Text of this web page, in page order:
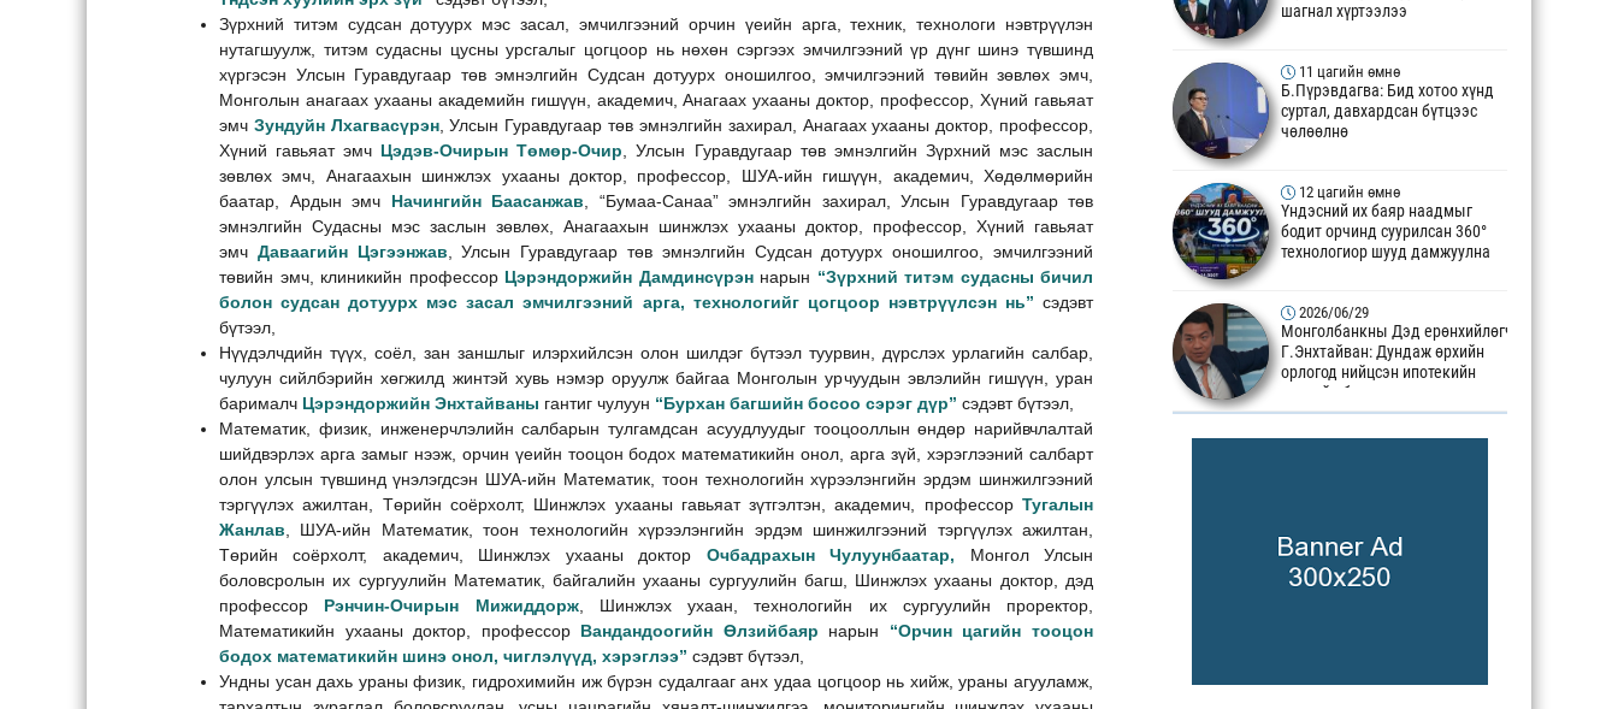
Зүрхний титэм судсан дотуурх мэс засал, эмчилгээний орчин үеийн арга, техник, технологи нэвтрүүлэн
нутагшуулж, титэм судасны цусны урсгалыг цогцоор нь нөхөн сэргээх эмчилгээний үр дүнг шинэ түвшинд
хүргэсэн Улсын Гуравдугаар төв эмнэлгийн Судсан дотуурх оношилгоо, эмчилгээний төвийн зөвлөх эмч,
Монголын анагаах ухааны академийн гишүүн, академич, Анагаах ухааны доктор, профессор, Хүний гавьяат
эмч Зундуйн Лхагвасүрэн, Улсын Гуравдугаар төв эмнэлгийн захирал, Анагаах ухааны доктор, профессор,
Хүний гавьяат эмч Цэдэв-Очирын Төмөр-Очир , Улсын Гуравдугаар төв эмнэлгийн Зүрхний мэс заслын
зөвлөх эмч, Анагаахын шинжлэх ухааны доктор, профессор, ШУА-ийн гишүүн, академич, Хөдөлмөрийн
баатар, Ардын эмч Начингийн Баасанжав , “Бумаа-Санаа” эмнэлгийн захирал, Улсын Гуравдугаар төв
эмнэлгийн Судасны мэс заслын зөвлөх, Анагаахын шинжлэх ухааны доктор, профессор, Хүний гавьяат
эмч Даваагийн Цэгээнжав , Улсын Гуравдугаар төв эмнэлгийн Судсан дотуурх оношилгоо, эмчилгээний
төвийн эмч, клиникийн профессор Цэрэндоржийн Дамдинсүрэннарын “Зүрхний титэм судасны бичил
болон судсан дотуурх мэс засал эмчилгээний арга, технологийг цогцоор нэвтрүүлсэн нь” сэдэвт
бүтээл,
Нүүдэлчдийн түүх, соёл, зан заншлыг илэрхийлсэн олон шилдэг бүтээл туурвин, дүрслэх урлагийн салбар,
чулуун сийлбэрийн хөгжилд жинтэй хувь нэмэр оруулж байгаа Монголын урчуудын эвлэлийн гишүүн, уран
барималч Цэрэндоржийн Энхтайваны гантиг чулуун “Бурхан багшийн босоо сэрэг дүр” сэдэвт бүтээл,
Математик, физик, инженерчлэлийн салбарын тулгамдсан асуудлуудыг тооцооллын өндөр нарийвчлалтай
шийдвэрлэх арга замыг нээж, орчин үеийн тооцон бодох математикийн онол, арга зүй, хэрэглээний салбарт
олон улсын түвшинд үнэлэгдсэн ШУА-ийн Математик, тоон технологийн хүрээлэнгийн эрдэм шинжилгээний
тэргүүлэх ажилтан, Төрийн соёрхолт, Шинжлэх ухааны гавьяат зүтгэлтэн, академич, профессор Тугалын
Жанлав , ШУА-ийн Математик, тоон технологийн хүрээлэнгийн эрдэм шинжилгээний тэргүүлэх ажилтан,
Төрийн соёрхолт, академич, Шинжлэх ухааны доктор Очбадрахын Чулуунбаатар, Монгол Улсын
боловсролын их сургуулийн Математик, байгалийн ухааны сургуулийн багш, Шинжлэх ухааны доктор, дэд
профессор Рэнчин-Очирын Мижиддорж, Шинжлэх ухаан, технологийн их сургуулийн проректор,
Математикийн ухааны доктор, профессор Вандандоогийн Өлзийбаяр нарын “Орчин цагийн тооцон
бодох математикийн шинэ онол, чиглэлүүд, хэрэглээ” сэдэвт бүтээл,
Ундны усан дахь ураны физик, гидрохимийн иж бүрэн судалгааг анх удаа цогцоор нь хийж, ураны агууламж,
шагнал хүртээлээ
11 цагийн өмнө
Б.Пүрэвдагва: Бид хотоо хүнд
суртал, давхардсан бүтцээс
чөлөөлнө
12 цагийн өмнө
Үндэсний их баяр наадмыг
бодит орчинд суурилсан 360°
технологиор шууд дамжуулна
2026/06/29
Монголбанкны Дэд ерөнхийлөгч
Г.Энхтайван: Дундаж өрхийн
орлогод нийцсэн ипотекийн
зээлийн багцыг гаргана
2026/06/12
АНУ-ЫН САНГИЙН ЯАМТАЙ
ТЕХНИКИЙН ТУСЛАЛЦААНЫ